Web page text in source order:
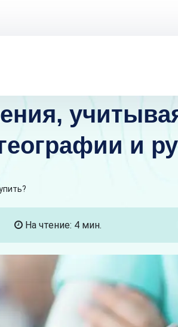
и
На чтение: 4 мин.